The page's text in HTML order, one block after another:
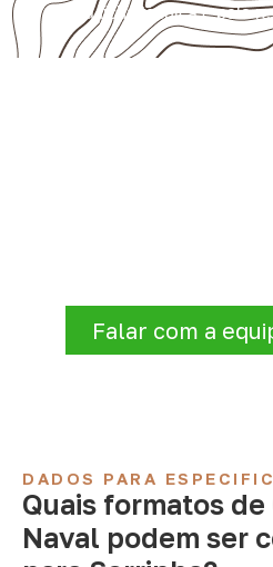
pela ficha técnica e pelo
Falar com a
DADOS PARA
Quais formatos
Naval podem ser